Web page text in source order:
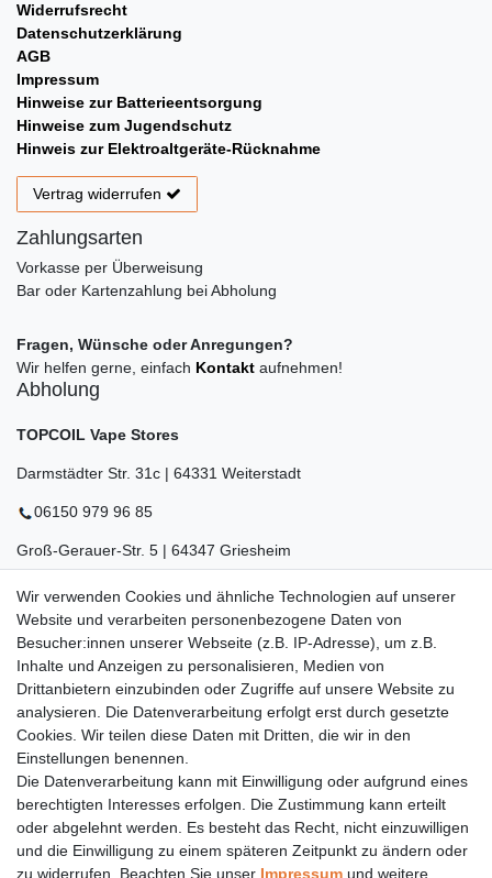
Widerrufsrecht
Datenschutzerklärung
AGB
Impressum
Hinweise zur Batterieentsorgung
Hinweise zum Jugendschutz
Hinweis zur Elektroaltgeräte-Rücknahme
Vertrag widerrufen
Zahlungsarten
Vorkasse per Überweisung
Bar oder Kartenzahlung bei Abholung
Fragen, Wünsche oder Anregungen?
Wir helfen gerne, einfach Kontakt aufnehmen!
Abholung
TOPCOIL Vape Stores
Darmstädter Str. 31c | 64331 Weiterstadt
06150 979 96 85
Groß-Gerauer-Str. 5 | 64347 Griesheim
06155 834 88 58
Eberstädter Str. 21 | 64319 Pfungstadt
06157 984 88 55
Öffnungszeiten finden Sie hier: www.topcoil.de
E-MAIL **
Newsletter
Honig
Hiermit bestätige ich, dass ich dieDaten­schutz­erklärunggelesen habe.
Meine Einwilligung kann ich jederzeit widerrufen.**
Wir verwenden Cookies und ähnliche Technologien auf unserer
Website und verarbeiten personenbezogene Daten von
Besucher:innen unserer Webseite (z.B. IP-Adresse), um z.B.
Inhalte und Anzeigen zu personalisieren, Medien von
Drittanbietern einzubinden oder Zugriffe auf unsere Website zu
analysieren. Die Datenverarbeitung erfolgt erst durch gesetzte
Cookies. Wir teilen diese Daten mit Dritten, die wir in den
Einstellungen benennen.
Die Datenverarbeitung kann mit Einwilligung oder aufgrund eines
berechtigten Interesses erfolgen. Die Zustimmung kann erteilt
oder abgelehnt werden. Es besteht das Recht, nicht einzuwilligen
und die Einwilligung zu einem späteren Zeitpunkt zu ändern oder
zu widerrufen. Beachten Sie unser Impressum und weitere